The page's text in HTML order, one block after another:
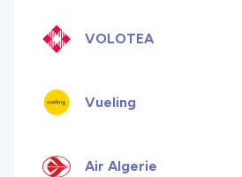
VOLOTEA
Vueling
Air Algerie